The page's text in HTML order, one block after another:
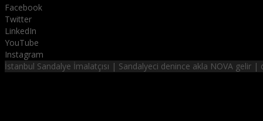
Facebook
Twitter
LinkedIn
YouTube
Instagram
İstanbul Sandalye İmalatçısı | Sandalyeci denince akla NOVA gelir